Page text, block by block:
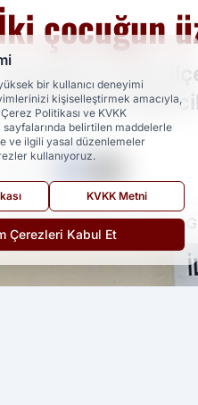
çocuğun
İzmit
alet ve şok
Yedi 23 Haberkaynağını
bir kullanıcı deneyimi
kişiselleştirmek amacıyla,
Politikası ve KVKK
sayfalarında belirtilen maddelerle
ve ilgili yasal düzenlemeler
kullanıyoruz.
KVKK Metni
Çerezleri Kabul Et